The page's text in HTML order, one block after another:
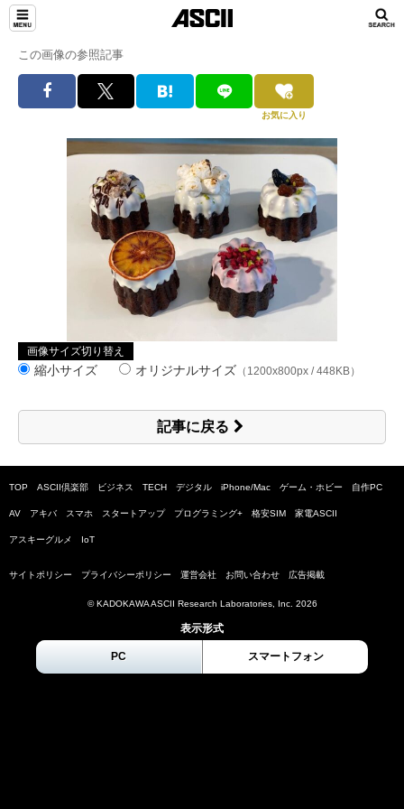
この画像の参照記事
お気に入り
画像サイズ切り替え
縮小サイズ オリジナルサイズ （1200x800px / 448KB）
記事に戻る
TOP ASCII倶楽部 ビジネス TECH デジタル iPhone/Mac ゲーム・ホビー 自作PC
AV アキバ スマホ スタートアップ プログラミング+ 格安SIM 家電ASCII
アスキーグルメ IoT
サイトポリシー プライバシーポリシー 運営会社 お問い合わせ 広告掲載
© KADOKAWA ASCII Research Laboratories, Inc. 2026
表示形式
PC スマートフォン